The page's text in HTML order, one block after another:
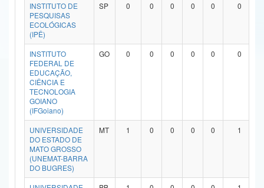
Gabinete de Segurança Institucional
Advocacia-Geral da União
Banco Central do Brasil
INSTITUTO DE
PESQUISAS
ECOLÓGICAS
(IPÊ)
SP 0 0 0 0 0 0
INSTITUTO
FEDERAL DE
EDUCAÇÃO,
CIÊNCIA E
TECNOLOGIA
GOIANO
(IFGoiano)
GO 0 0 0 0 0 0
UNIVERSIDADE
DO ESTADO DE
MATO GROSSO
(UNEMAT-BARRA
DO BUGRES)
MT 1 0 0 0 0 1